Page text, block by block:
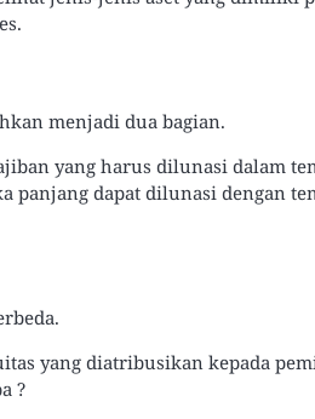
menjadi dua bagian.
yang harus dilunasi dalam
panjang dapat dilunasi dengan
yang diatribusikan kepada
?